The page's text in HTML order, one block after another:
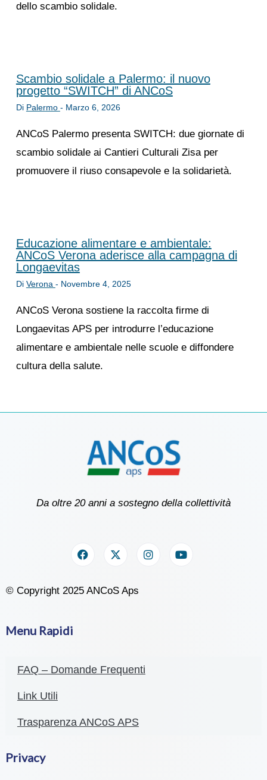
dello scambio solidale.
Scambio solidale a Palermo: il nuovo
progetto “SWITCH” di ANCoS
Di Palermo - Marzo 6, 2026
ANCoS Palermo presenta SWITCH: due giornate di
scambio solidale ai Cantieri Culturali Zisa per
promuovere il riuso consapevole e la solidarietà.
Educazione alimentare e ambientale:
ANCoS Verona aderisce alla campagna di
Longaevitas
Di Verona - Novembre 4, 2025
ANCoS Verona sostiene la raccolta firme di
Longaevitas APS per introdurre l’educazione
alimentare e ambientale nelle scuole e diffondere
cultura della salute.
Da oltre 20 anni a sostegno della collettività
© Copyright 2025 ANCoS Aps
Menu Rapidi
FAQ – Domande Frequenti
Link Utili
Trasparenza ANCoS APS
Privacy